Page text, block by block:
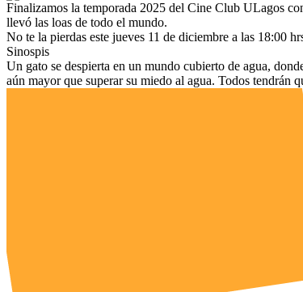
Finalizamos la temporada 2025 del Cine Club ULagos
llevó las loas de todo el mundo.
No te la pierdas este jueves 11 de diciembre a las 18:00
Sinospis
Un gato se despierta en un mundo cubierto de agua,
aún mayor que superar su miedo al agua. Todos tendrán